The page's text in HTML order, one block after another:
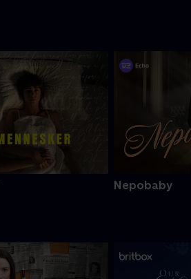
Nepobaby